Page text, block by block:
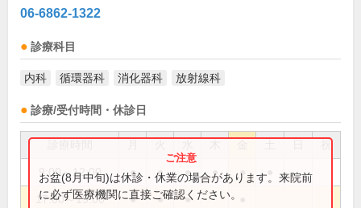
06-6862-1322
診療科目
内科 循環器科 消化器科 放射線科
診療/受付時間・休診日
祝
9:00～12:00 ● ● ● ● ●
17:00～19:00 ● ● ●
お盆(8月中旬)は休診・休業の場合があります。来院前
に必ず医療機関に直接ご確認ください。